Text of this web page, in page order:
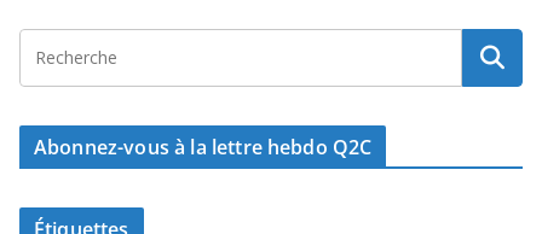
Abonnez-vous à la lettre hebdo Q2C